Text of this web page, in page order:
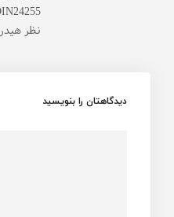
نظر
دیدگاهتان را بنویسید